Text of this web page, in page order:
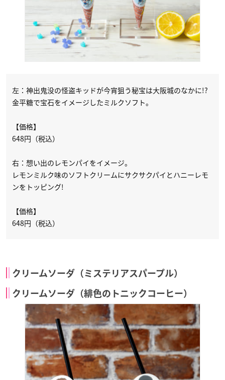
左：神出鬼没の怪盗キッドが今宵狙う秘宝は大阪城のなかに!?
金平糖で宝石をイメージしたミルクソフト。
【価格】
648円（税込）
右：想い出のレモンパイをイメージ。
レモンミルク味のソフトクリームにサクサクパイとハニーレモ
ンをトッピング!
【価格】
648円（税込）
クリームソーダ（ミステリアスパープル）
クリームソーダ（緋色のトニックコーヒー）